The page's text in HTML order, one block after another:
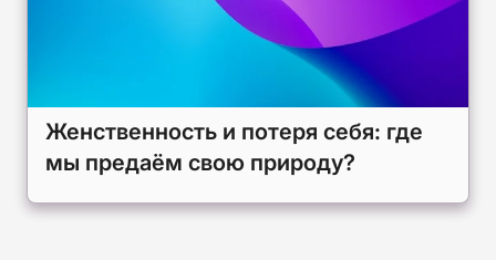
Женственность и потеря себя: где
мы предаём свою природу?